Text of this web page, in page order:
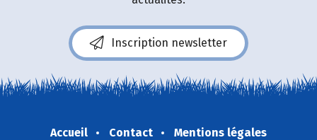
Inscription newsletter
Accueil Contact
Mentions légales